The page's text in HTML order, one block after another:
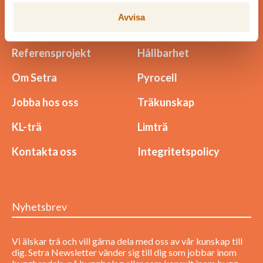
Avvisa
Referensprojekt
Hållbarhet
Om Setra
Pyrocell
Jobba hos oss
Träkunskap
KL-trä
Limträ
Kontakta oss
Integritetspolicy
Nyhetsbrev
Vi älskar trä och vill gärna dela med oss av vår kunskap till
dig. Setra Newsletter vänder sig till dig som jobbar inom